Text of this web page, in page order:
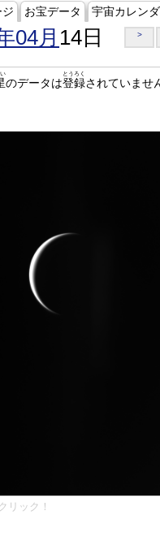
お宝データ 宇宙カレン
04月 14日 >
のデータは登録
とうろく
されていませ
リック！